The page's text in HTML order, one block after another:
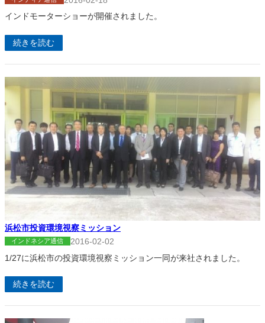
インドモーターショーが開催されました。
続きを読む
浜松市投資環境視察ミッション
インドネシア通信
2016-02-02
1/27に浜松市の投資環境視察ミッション一同が来社されました。
続きを読む